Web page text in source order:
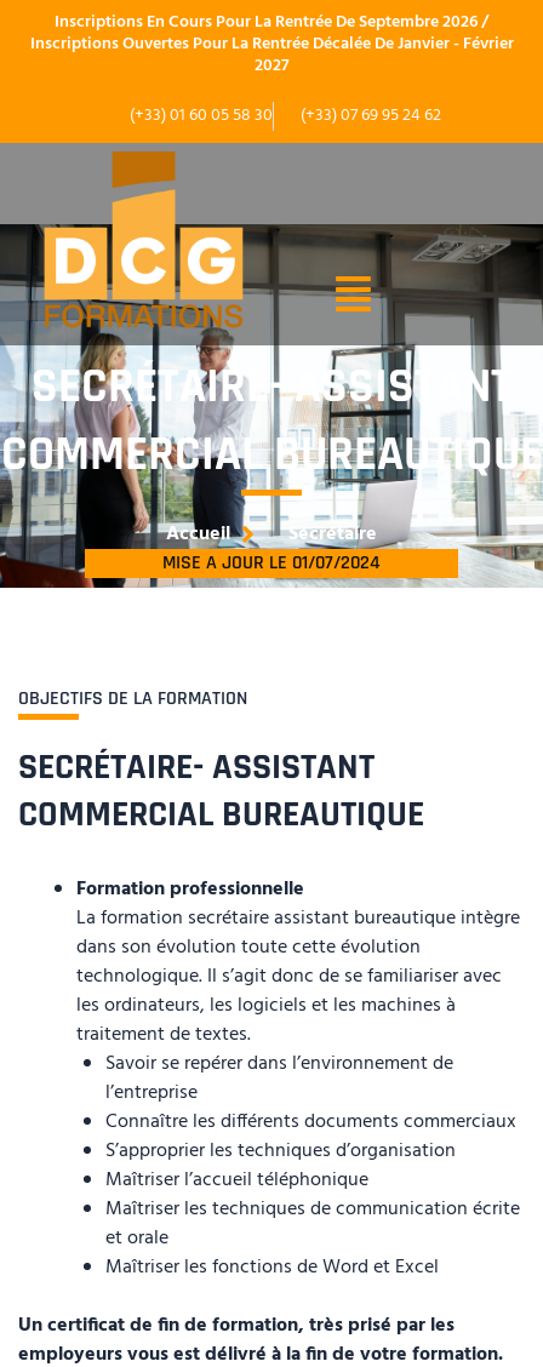
Contenu
Inscriptions En Cours Pour La Rentrée De Septembre 2026 /
Inscriptions Ouvertes Pour La Rentrée Décalée De Janvier - Février
2027
(+33) 01 60 05 58 30
(+33) 07 69 95 24 62
SECRÉTAIRE- ASSISTANT
COMMERCIAL BUREAUTIQUE
Accueil Sécrétaire
MISE A JOUR LE 01/07/2024
OBJECTIFS DE LA FORMATION
SECRÉTAIRE- ASSISTANT
COMMERCIAL BUREAUTIQUE
Formation professionnelle
La formation secrétaire assistant bureautique intègre
dans son évolution toute cette évolution
technologique. Il s’agit donc de se familiariser avec
les ordinateurs, les logiciels et les machines à
traitement de textes.
Savoir se repérer dans l’environnement de
l’entreprise
Connaître les différents documents commerciaux
S’approprier les techniques d’organisation
Maîtriser l’accueil téléphonique
Maîtriser les techniques de communication écrite
et orale
Maîtriser les fonctions de Word et Excel
Un certificat de fin de formation, très prisé par les
employeurs vous est délivré à la fin de votre formation.